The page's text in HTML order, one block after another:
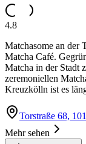
4.8
Matchasome an der
Matcha Café.
Matcha in der Stadt
zeremoniellen
Kreuzkölln ist es
Torstraße 68,
Mehr sehen